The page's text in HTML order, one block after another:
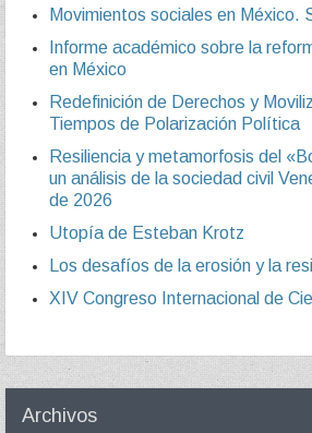
Movimientos sociales en México.
Informe académico sobre la
en México
Redefinición de Derechos y
Tiempos de Polarización Política
Resiliencia y metamorfosis del
un análisis de la sociedad civil
de 2026
Utopía de Esteban Krotz
Los desafíos de la erosión y la
XIV Congreso Internacional de
Archivos